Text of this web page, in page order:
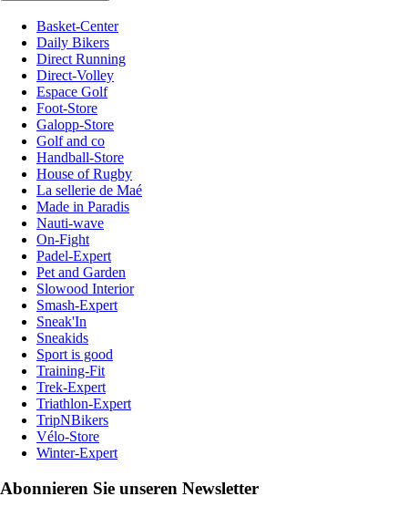
Basket-Center
Daily Bikers
Direct Running
Direct-Volley
Espace Golf
Foot-Store
Galopp-Store
Golf and co
Handball-Store
House of Rugby
La sellerie de Maé
Made in Paradis
Nauti-wave
On-Fight
Padel-Expert
Pet and Garden
Slowood Interior
Smash-Expert
Sneak'In
Sneakids
Sport is good
Training-Fit
Trek-Expert
Triathlon-Expert
TripNBikers
Vélo-Store
Winter-Expert
Abonnieren Sie unseren Newsletter